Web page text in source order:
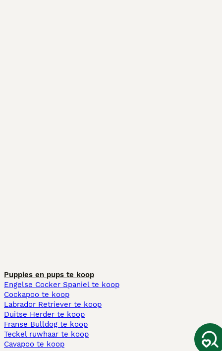
Puppies en pups te koop
Engelse Cocker Spaniel te koop
Cockapoo te koop
Labrador Retriever te koop
Duitse Herder te koop
Franse Bulldog te koop
Teckel ruwhaar te koop
Cavapoo te koop